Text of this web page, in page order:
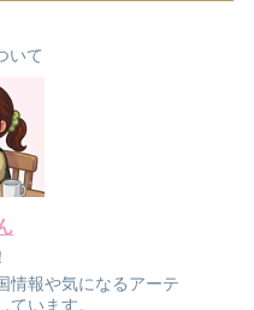
いて
情報や気になるアーテ
ています。